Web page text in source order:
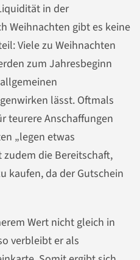
in der
Weihnachten gibt es keine
Viele zu Weihnachten
zum Jahresbeginn
lässt. Oftmals
teurere Anschaffungen
„legen etwas
die Bereitschaft,
kaufen, da der Gutschein
Wert nicht gleich in
verbleibt er als